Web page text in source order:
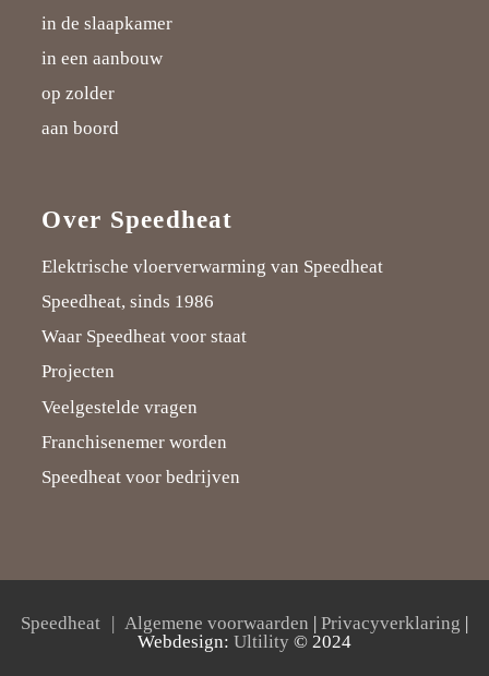
in de slaapkamer
in een aanbouw
op zolder
aan boord
Over Speedheat
Elektrische vloerverwarming van Speedheat
Speedheat, sinds 1986
Waar Speedheat voor staat
Projecten
Veelgestelde vragen
Franchisenemer worden
Speedheat voor bedrijven
Speedheat Algemene voorwaarden | Privacyverklaring |
Webdesign: Ultility © 2024